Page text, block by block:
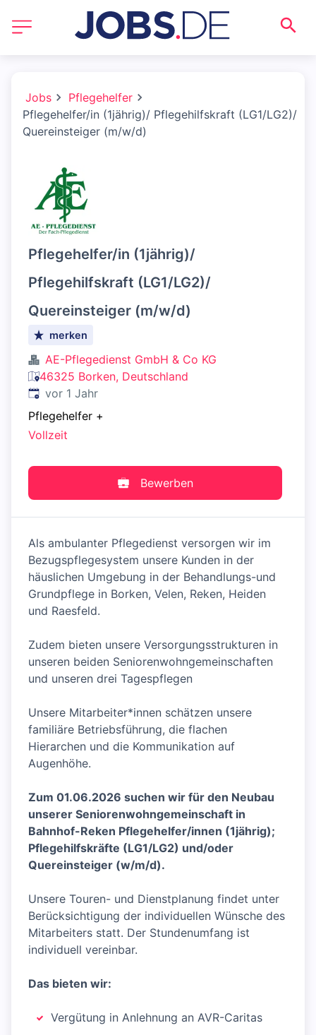
Jobs
Pflegehelfer
Pflegehelfer/in (1jährig)/ Pflegehilfskraft (LG1/LG2)/
Quereinsteiger (m/w/d)
Pflegehelfer/in (1jährig)/
Pflegehilfskraft (LG1/LG2)/
Quereinsteiger (m/w/d)
merken
AE-Pflegedienst GmbH & Co KG
46325 Borken, Deutschland
Veröffentlicht
vor 1 Jahr
Pflegehelfer +
Vollzeit
Bewerben
Als ambulanter Pflegedienst versorgen wir im
Bezugspflegesystem unsere Kunden in der
häuslichen Umgebung in der Behandlungs-und
Grundpflege in Borken, Velen, Reken, Heiden
und Raesfeld.
Zudem bieten unsere Versorgungsstrukturen in
unseren beiden Seniorenwohngemeinschaften
und unseren drei Tagespflegen
Unsere Mitarbeiter*innen schätzen unsere
familiäre Betriebsführung, die flachen
Hierarchen und die Kommunikation auf
Augenhöhe.
Zum 01.06.2026 suchen wir für den Neubau
unserer Seniorenwohngemeinschaft in
Bahnhof-Reken Pflegehelfer/innen (1jährig);
Pflegehilfskräfte (LG1/LG2) und/oder
Quereinsteiger (w/m/d).
Unsere Touren- und Dienstplanung findet unter
Berücksichtigung der individuellen Wünsche des
Mitarbeiters statt. Der Stundenumfang ist
individuell vereinbar.
Das bieten wir:
Vergütung in Anlehnung an AVR-Caritas